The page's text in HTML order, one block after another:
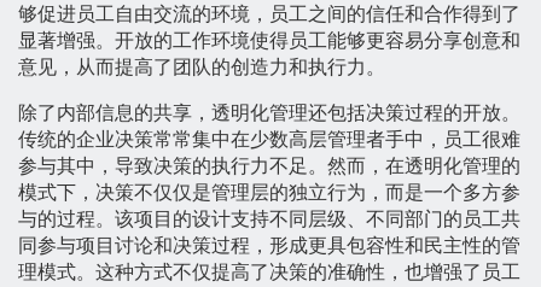
够促进员工自由交流的环境，员工之间的信任和合作得到了
显著增强。开放的工作环境使得员工能够更容易分享创意和
意见，从而提高了团队的创造力和执行力。
除了内部信息的共享，透明化管理还包括决策过程的开放。
传统的企业决策常常集中在少数高层管理者手中，员工很难
参与其中，导致决策的执行力不足。然而，在透明化管理的
模式下，决策不仅仅是管理层的独立行为，而是一个多方参
与的过程。该项目的设计支持不同层级、不同部门的员工共
同参与项目讨论和决策过程，形成更具包容性和民主性的管
理模式。这种方式不仅提高了决策的准确性，也增强了员工